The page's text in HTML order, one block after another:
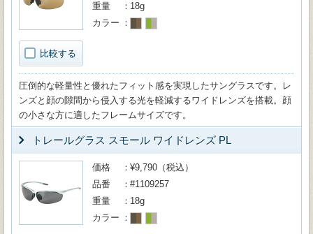
比較する
重量
18g
カラー
圧倒的な軽量性と優れたフィット感を実現したサングラスです。レ
ンズと顔の隙間から侵入する光を軽減するワイドレンズを搭載。顔
の小さな方に適したフレームサイズです。
トレールグラス スモール ワイドレンズ PL
価格
¥9,790（税込）
品番
#1109257
重量
18g
カラー